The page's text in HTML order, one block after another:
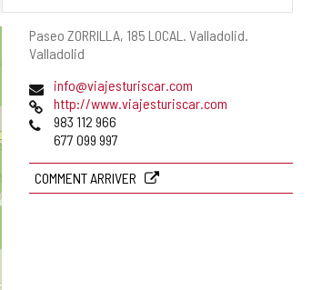
Adresse
postale
Paseo ZORRILLA, 185 LOCAL. Valladolid.
Valladolid
Adresse
de
courrier
électronique
info@viajesturiscar.com
Page
Web
http://www.viajesturiscar.com
Téléphones
983 112 966
677 099 997
COMMENT ARRIVER